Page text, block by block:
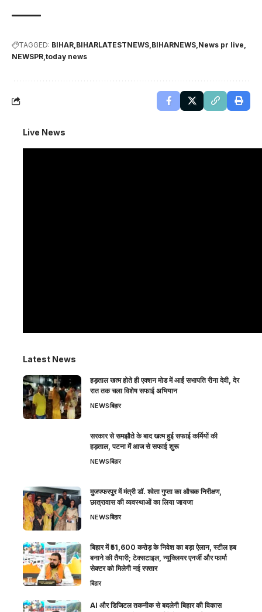
TAGGED: BIHAR BIHARLATESTNEWS BIHARNEWS News pr live
NEWSPR today news
Live News
Latest News
हड़ताल खत्म होते ही एक्शन मोड में आईं सभापति रीना देवी, देर
रात तक चला विशेष सफाई अभियान
NEWSबिहार
सरकार से समझौते के बाद खत्म हुई सफाई कर्मियों की
हड़ताल, पटना में आज से सफाई शुरू
NEWSबिहार
मुजफ्फरपुर में मंत्री डॉ. श्वेता गुप्ता का औचक निरीक्षण,
छात्रावास की व्यवस्थाओं का लिया जायजा
NEWSबिहार
बिहार में ₹51,600 करोड़ के निवेश का बड़ा ऐलान, स्टील हब
बनाने की तैयारी; टेक्सटाइल, न्यूक्लियर एनर्जी और फार्मा
सेक्टर को मिलेगी नई रफ्तार
बिहार
AI और डिजिटल तकनीक से बदलेगी बिहार की विकास